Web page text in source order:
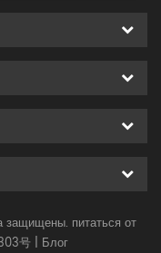
питаться от
号| Блог